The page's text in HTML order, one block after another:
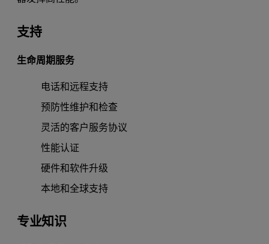
支持
生命周期服务
电话和远程支持
预防性维护和检查
灵活的客户服务协议
性能认证
硬件和软件升级
本地和全球支持
专业知识